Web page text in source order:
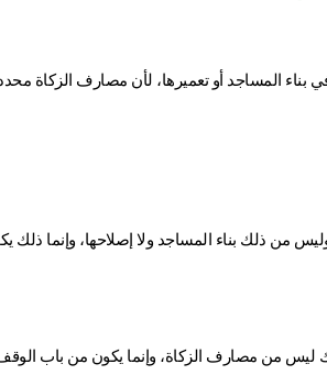
ليس من مصارف الزكاة، وإنما يكون من باب